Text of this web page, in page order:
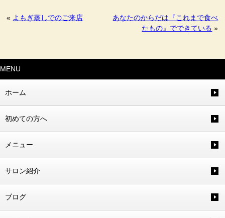
« よもぎ蒸しでのご来店
あなたのからだは『これまで食べ
たもの』でできている »
MENU
ホーム
初めての方へ
メニュー
サロン紹介
ブログ